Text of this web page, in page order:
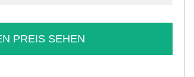
PREIS SEHEN